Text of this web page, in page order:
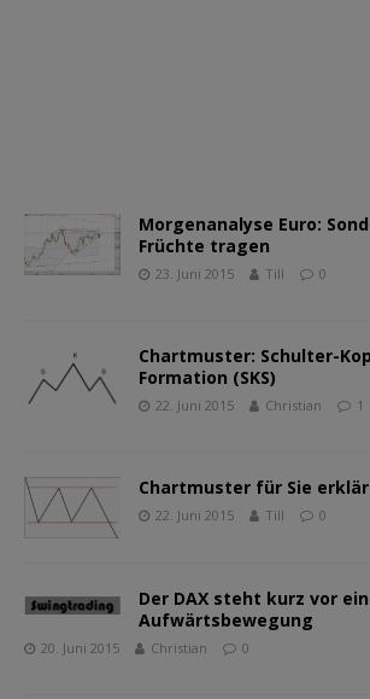
Morgenanalyse Euro:
Früchte tragen
23. Juni 2015 Till 0
Chartmuster: Schulter-
Formation (SKS)
22. Juni 2015 Christian 1
Chartmuster für Sie
22. Juni 2015 Till 0
Der DAX steht kurz vor
Aufwärtsbewegung
20. Juni 2015 Christian 0